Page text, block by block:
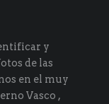
y
de las
en el muy
Vasco ,